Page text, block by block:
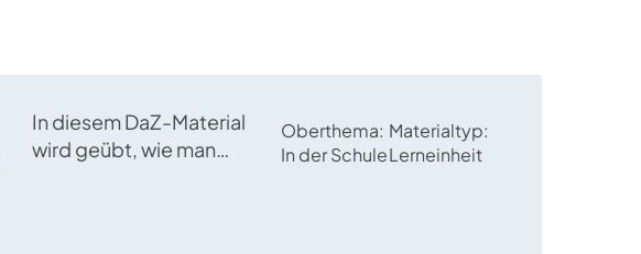
In diesem DaZ-Material
wird geübt, wie man
Oberthema
In der Schule
Materialtyp
Lerneinheit